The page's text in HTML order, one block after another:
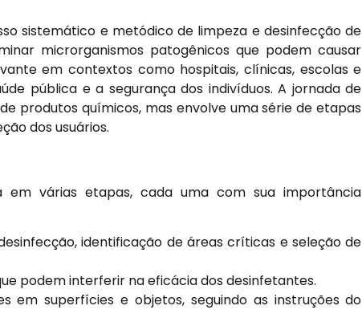
sistemático e metódico de limpeza e desinfecção de
microrganismos patogênicos que podem causar
em contextos como hospitais, clínicas, escolas e
pública e a segurança dos indivíduos. A jornada de
produtos químicos, mas envolve uma série de etapas
dos usuários.
em várias etapas, cada uma com sua importância
identificação de áreas críticas e seleção de
podem interferir na eficácia dos desinfetantes.
em superfícies e objetos, seguindo as instruções do